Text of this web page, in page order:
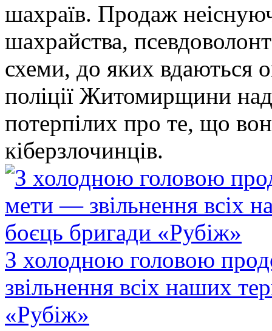
шахраїв. Продаж
шахрайства,
схеми, до яких
поліції Житомирщини
потерпілих про те, що
кіберзлочинців.
З холодною головою
звільнення всіх наших
«Рубіж»